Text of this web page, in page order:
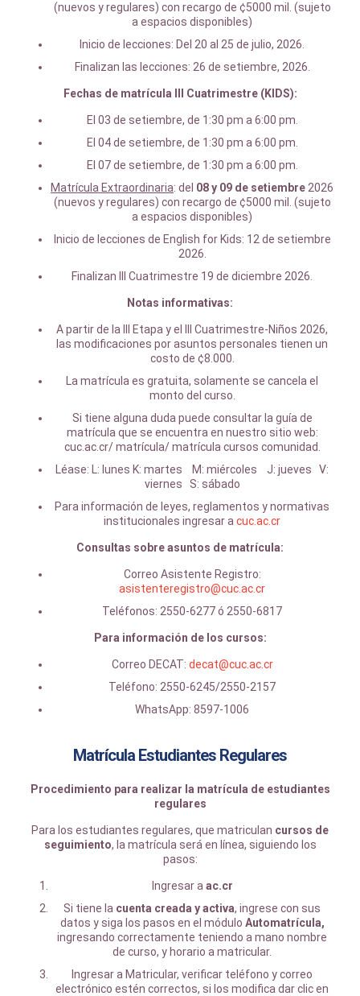
(nuevos y regulares) con recargo de ¢5000 mil. (sujeto
a espacios disponibles)
Inicio de lecciones: Del 20 al 25 de julio, 2026.
Finalizan las lecciones: 26 de setiembre, 2026.
Fechas de matrícula III Cuatrimestre (KIDS):
El 03 de setiembre, de 1:30 pm a 6:00 pm.
El 04 de setiembre, de 1:30 pm a 6:00 pm.
El 07 de setiembre, de 1:30 pm a 6:00 pm.
Matrícula Extraordinaria: del 08 y 09 de setiembre 2026
(nuevos y regulares) con recargo de ¢5000 mil. (sujeto
a espacios disponibles)
Inicio de lecciones de English for Kids: 12 de setiembre
2026.
Finalizan III Cuatrimestre 19 de diciembre 2026.
Notas informativas:
A partir de la III Etapa y el III Cuatrimestre-Niños 2026,
las modificaciones por asuntos personales tienen un
costo de ¢8.000.
La matrícula es gratuita, solamente se cancela el
monto del curso.
Si tiene alguna duda puede consultar la guía de
matrícula que se encuentra en nuestro sitio web:
cuc.ac.cr/ matrícula/ matrícula cursos comunidad.
Léase: L: lunes K: martes M: miércoles J: jueves V:
viernes S: sábado
Para información de leyes, reglamentos y normativas
institucionales ingresar a cuc.ac.cr
Consultas sobre asuntos de matrícula:
Correo Asistente Registro:
asistenteregistro@cuc.ac.cr
Teléfonos: 2550-6277 ó 2550-6817
Para información de los cursos:
Correo DECAT: decat@cuc.ac.cr
Teléfono: 2550-6245/2550-2157
WhatsApp: 8597-1006
Matrícula Estudiantes Regulares
Procedimiento para realizar la matrícula de estudiantes
regulares
Para los estudiantes regulares, que matriculan cursos de
seguimiento, la matrícula será en línea, siguiendo los
pasos:
Ingresar a ac.cr
Si tiene la cuenta creada y activa, ingrese con sus
datos y siga los pasos en el módulo Automatrícula,
ingresando correctamente teniendo a mano nombre
de curso, y horario a matricular.
Ingresar a Matricular, verificar teléfono y correo
electrónico estén correctos, si los modifica dar clic en